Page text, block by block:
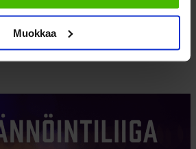
Muokkaa
TALOUDELLINEN